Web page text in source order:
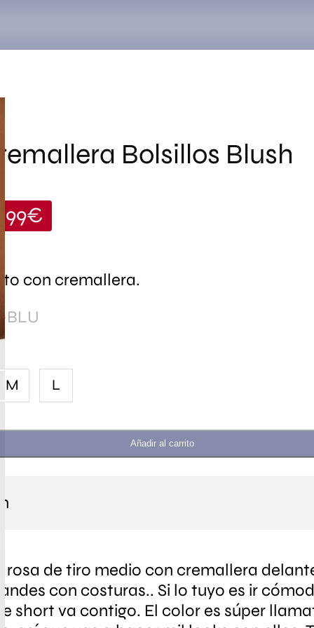
Search
Bolsillos Blush
9,99€
con cremallera.
BLU
M L
Añadir al carrito
rosa de tiro medio con cremallera
con costuras.. Si lo tuyo es ir
short va contigo. El color es súper